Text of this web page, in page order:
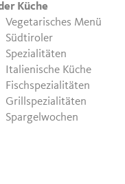
Küche
Vegetarisches Menü
Südtiroler
Spezialitäten
Italienische Küche
Fischspezialitäten
Grillspezialitäten
Spargelwochen